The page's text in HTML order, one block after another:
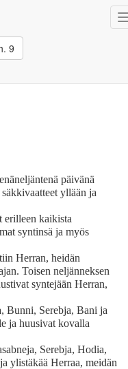
9
päivänä
yllään ja
erilleen kaikista
syntinsä ja myös
Herran, heidän
Toisen neljänneksen
syntejään Herran,
Bunni, Serebja, Bani ja
ja huusivat kovalla
Serebja, Hodia,
ylistäkää Herraa, meidän